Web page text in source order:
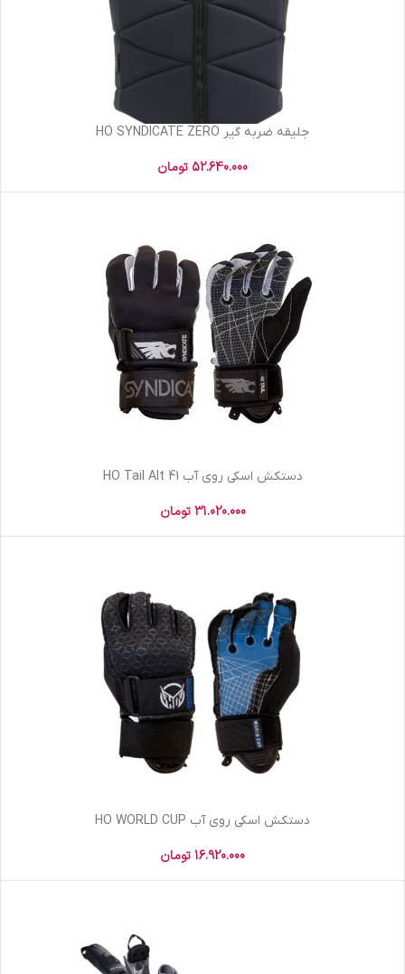
جلیقه ضربه گیر HO SYNDICATE ZERO
52.640.000 تومان
دستکش اسکی روی آب 41 HO Tail Alt
31.020.000 تومان
دستکش اسکی روی آب HO WORLD CUP
16.920.000تومان